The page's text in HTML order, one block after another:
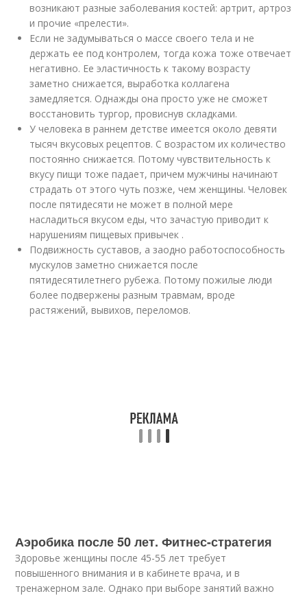
возникают разные заболевания костей: артрит, артроз
и прочие «прелести».
Если не задумываться о массе своего тела и не
держать ее под контролем, тогда кожа тоже отвечает
негативно. Ее эластичность к такому возрасту
заметно снижается, выработка коллагена
замедляется. Однажды она просто уже не сможет
восстановить тургор, провиснув складками.
У человека в раннем детстве имеется около девяти
тысяч вкусовых рецептов. С возрастом их количество
постоянно снижается. Потому чувствительность к
вкусу пищи тоже падает, причем мужчины начинают
страдать от этого чуть позже, чем женщины. Человек
после пятидесяти не может в полной мере
насладиться вкусом еды, что зачастую приводит к
нарушениям пищевых привычек .
Подвижность суставов, а заодно работоспособность
мускулов заметно снижается после
пятидесятилетнего рубежа. Потому пожилые люди
более подвержены разным травмам, вроде
растяжений, вывихов, переломов.
Аэробика после 50 лет. Фитнес-стратегия
Здоровье женщины после 45-55 лет требует
повышенного внимания и в кабинете врача, и в
тренажерном зале. Однако при выборе занятий важно